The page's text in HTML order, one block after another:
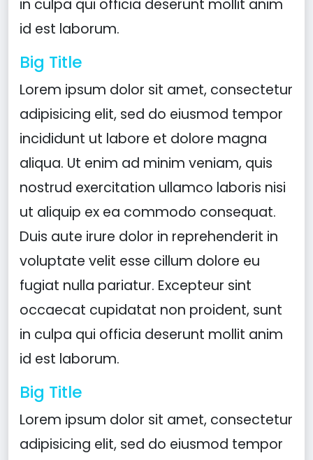
in culpa qui officia deserunt mollit anim
id est laborum.
Big Title
Lorem ipsum dolor sit amet, consectetur
adipisicing elit, sed do eiusmod tempor
incididunt ut labore et dolore magna
aliqua. Ut enim ad minim veniam, quis
nostrud exercitation ullamco laboris nisi
ut aliquip ex ea commodo consequat.
Duis aute irure dolor in reprehenderit in
voluptate velit esse cillum dolore eu
fugiat nulla pariatur. Excepteur sint
occaecat cupidatat non proident, sunt
in culpa qui officia deserunt mollit anim
id est laborum.
Big Title
Lorem ipsum dolor sit amet, consectetur
adipisicing elit, sed do eiusmod tempor